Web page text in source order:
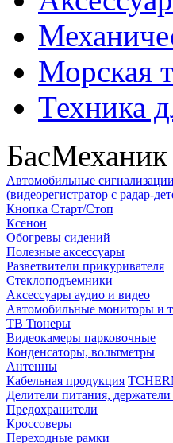
Морская
Техника
БасМеханик
Автомобильные сигнализации
(видеорегистратор с радар-
Кнопка Старт/Стоп
Ксенон
Обогревы сидений
Полезные аксессуары
Разветвители прикуривателя
Стеклоподъемники
Аксессуары аудио и видео
Автомобильные мониторы и
ТВ Тюнеры
Видеокамеры парковочные
Конденсаторы, вольтметры
Антенны
Кабельная продукция
Делители питания,
Предохранители
Кроссоверы
Переходные рамки